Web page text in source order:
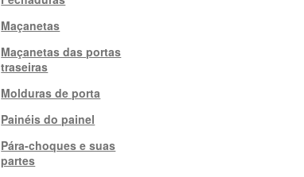
Maçanetas
Maçanetas das portas
traseiras
Molduras de porta
Painéis do painel
Pára-choques e suas
partes